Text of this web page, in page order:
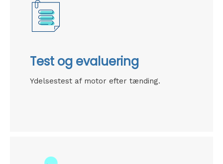
Test og evaluering
Ydelsestest af motor efter tænding.